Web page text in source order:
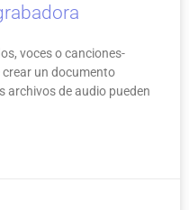
voces o canciones-
crear un documento
archivos de audio pueden